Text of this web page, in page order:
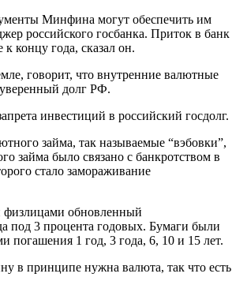
Минфина могут обеспечить им
российского госбанка. Приток в банк
концу года, сказал он.
говорит, что внутренние валютные
долг РФ.
инвестиций в российский госдолг.
займа, так называемые “вэбовки”,
займа было связано с банкротством в
стало замораживание
физлицами обновленный
под 3 процента годовых. Бумаги были
1 год, 3 года, 6, 10 и 15 лет.
в принципе нужна валюта, так что есть